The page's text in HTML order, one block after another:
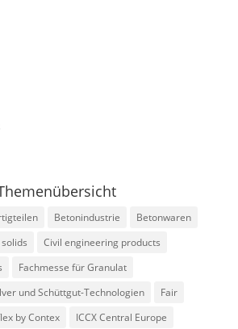
Betonindustrie
Betonwaren
Civil engineering products
Fachmesse für Granulat
und Schüttgut-Technologien
Fair
by Contex
ICCX Central Europe